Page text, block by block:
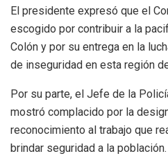
El presidente expresó que el
escogido por contribuir a la
Colón y por su entrega en la
de inseguridad en esta región
Por su parte, el Jefe de la
mostró complacido por la
reconocimiento al trabajo que
brindar seguridad a la población.